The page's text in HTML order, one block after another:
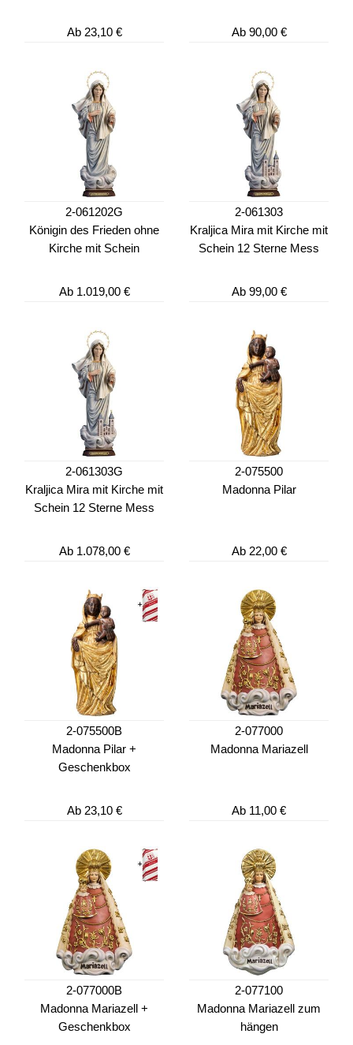
Ab23,10 € Ab90,00 €
2-061202G
Königin des Frieden ohne
Kirche mit Schein
Ab1.019,00 €
2-061303
Kraljica Mira mit Kirche mit
Schein 12 Sterne Mess
Ab99,00 €
2-061303G
Kraljica Mira mit Kirche mit
Schein 12 Sterne Mess
Ab1.078,00 €
2-075500
Madonna Pilar
Ab22,00 €
2-075500B
Madonna Pilar +
Geschenkbox
Ab23,10 €
2-077000
Madonna Mariazell
Ab 11,00 €
2-077000B
Madonna Mariazell +
Geschenkbox
2-077100
Madonna Mariazell zum
hängen